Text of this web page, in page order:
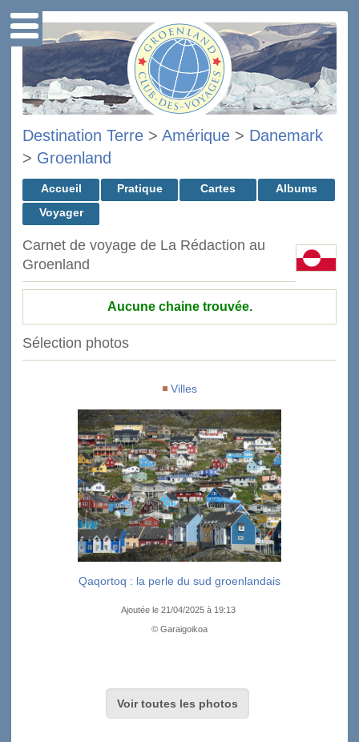
Destination Terre > Amérique > Danemark
> Groenland
Accueil Pratique Cartes
Albums
Voyager
Carnet de voyage de La Rédaction au
Groenland
Aucune chaine trouvée.
Sélection photos
Villes
Qaqortoq : la perle du sud groenlandais
Ajoutée le 21/04/2025 à 19:13
© Garaigoikoa
Voir toutes les photos